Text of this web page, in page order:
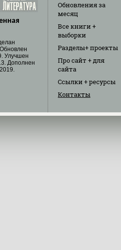
Улучшен
Дополнен
Обновленияза
месяц
Все книги+
выборки
Разделы+ проекты
Про сайт + для
сайта
Ссылки+ ресурсы
Контакты